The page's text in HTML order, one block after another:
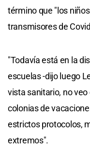
término que "los
transmisores de
"Todavía está en la
escuelas -dijo luego
vista sanitario, no
colonias de
estrictos protocolos,
extremos".